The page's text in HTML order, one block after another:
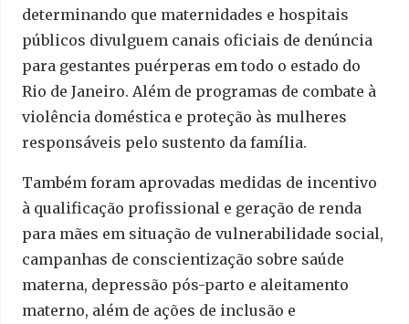
determinando que maternidades e hospitais
públicos divulguem canais oficiais de denúncia
para gestantes puérperas em todo o estado do
Rio de Janeiro. Além de programas de combate à
violência doméstica e proteção às mulheres
responsáveis pelo sustento da família.
Também foram aprovadas medidas de incentivo
à qualificação profissional e geração de renda
para mães em situação de vulnerabilidade social,
campanhas de conscientização sobre saúde
materna, depressão pós-parto e aleitamento
materno, além de ações de inclusão e